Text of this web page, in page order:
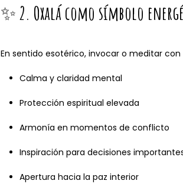
✨2. Oxalá como símbolo
En sentido esotérico, invocar o meditar
Calma y claridad mental
Protección espiritual elevada
Armonía en momentos de conflicto
Inspiración para decisiones
Apertura hacia la paz interior